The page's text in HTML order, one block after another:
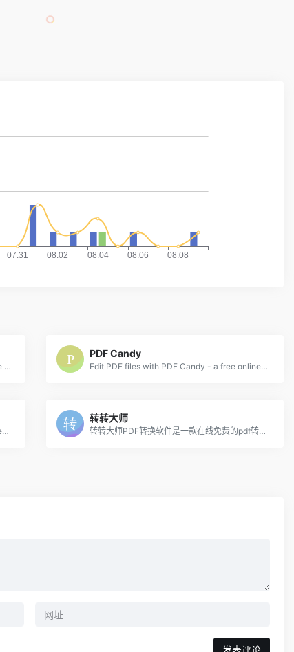
CleverPDF offers dozens of high quality free online PDF tools, including PDF to Office, iWork and other format conversion, merge or split PDF, PDF security and more!
PDF Candy
Edit PDF files with PDF Candy - a free online PDF editor. Convert PDF to Word, PDF to JPG, merge PDF, split PDF, compress PDF, etc.
Smallpdf - the platform that makes it super easy to convert and edit all your PDF files. Solving all your PDF problems in one place - and yes, free.
转转大师
转转大师PDF转换软件是一款在线免费的pdf转word、word转pdf、pdf合并、pdf转jpg图片、pdf转excel、pdf转cad、pdf转ppt、pdf转html等文件格式转换工具,绿色小巧、无需安装.